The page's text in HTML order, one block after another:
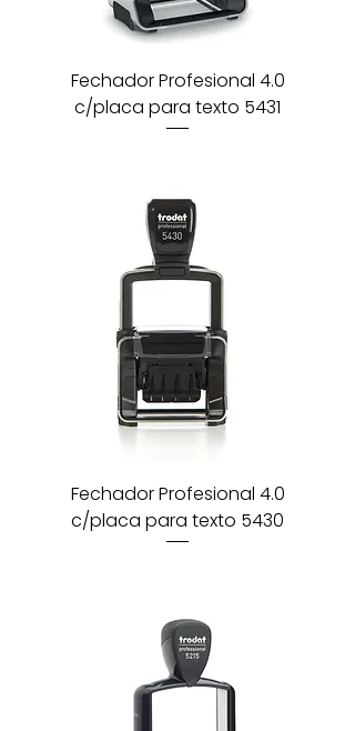
Fechador Profesional 4.0
c/placa para texto 5431
Fechador Profesional 4.0
c/placa para texto 5430